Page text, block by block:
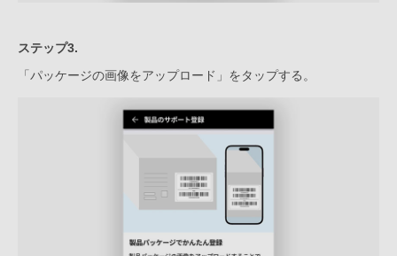
ステップ3.
「パッケージの画像をアップロード」をタップする。